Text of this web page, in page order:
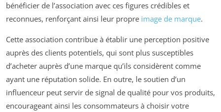
bénéficier de l’association avec ces figures crédibles et
reconnues, renforçant ainsi leur propre image de marque.
Cette association contribue à établir une perception positive
auprès des clients potentiels, qui sont plus susceptibles
d’acheter auprès d’une marque qu’ils considèrent comme
ayant une réputation solide. En outre, le soutien d’un
influenceur peut servir de signal de qualité pour vos produits,
encourageant ainsi les consommateurs à choisir votre